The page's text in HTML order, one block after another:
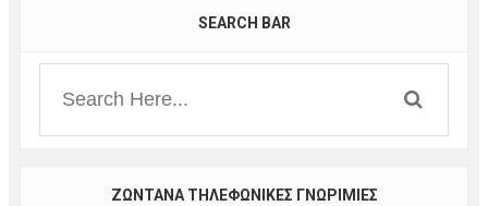
SEARCH BAR
ΖΩΝΤΑΝΑ ΤΗΛΕΦΩΝΙΚΕΣ ΓΝΩΡΙΜΙΕΣ